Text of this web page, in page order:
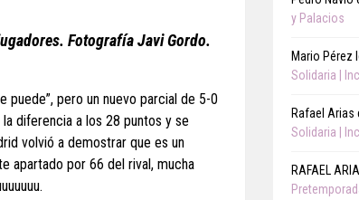
Fotografía Javi Gordo.
puede”, pero un nuevo parcial de 5-0
diferencia a los 28 puntos y se
volvió a demostrar que es un
apartado por 66 del rival, mucha
y Palacios
Mario Pérez
Solidaria |
Rafael Arias
Solidaria |
RAFAEL